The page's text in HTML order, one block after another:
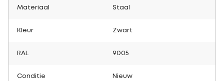
Materiaal Staal
Kleur Zwart
RAL 9005
Conditie Nieuw